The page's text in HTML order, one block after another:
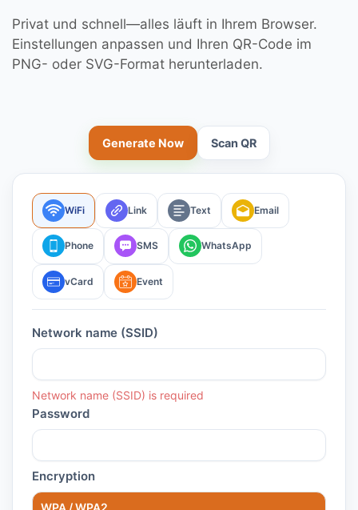
Privat und schnell—alles läuft in Ihrem Browser.
Einstellungen anpassen und Ihren QR-Code im
PNG- oder SVG-Format herunterladen.
Generate Now Scan QR
WiFi Link Text Email
Phone SMS WhatsApp
vCard Event
Network name (SSID)
Network name (SSID) is required
Password
Encryption